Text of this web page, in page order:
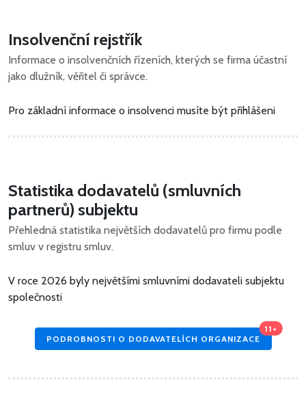
Insolvenční rejstřík
Informace o insolvenčních řízeních, kterých se firma účastní
jako dlužník, věřitel či správce.
Pro základní informace o insolvenci musíte být přihlášeni
Statistika dodavatelů (smluvních
partnerů) subjektu
Přehledná statistika největších dodavatelů pro firmu podle
smluv v registru smluv.
V roce 2026 byly největšími smluvními dodavateli subjektu
společnosti
PODROBNOSTI O DODAVATELÍCH ORGANIZACE
11+